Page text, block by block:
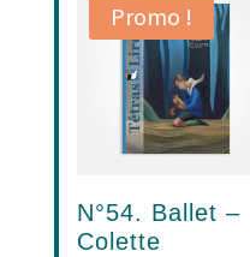
variations.
Les
options
peuvent
être
sur
Promo !
N°54. Ballet –
Colette